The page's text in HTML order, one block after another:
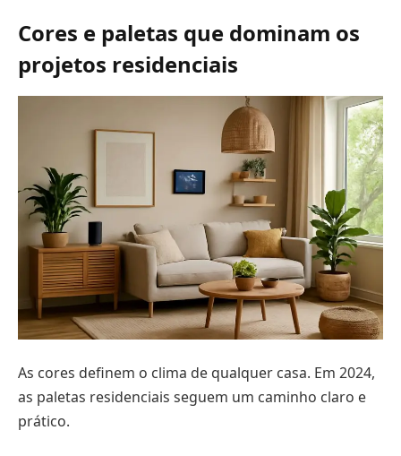
Cores e paletas que dominam os
projetos residenciais
As cores definem o clima de qualquer casa. Em 2024,
as paletas residenciais seguem um caminho claro e
prático.